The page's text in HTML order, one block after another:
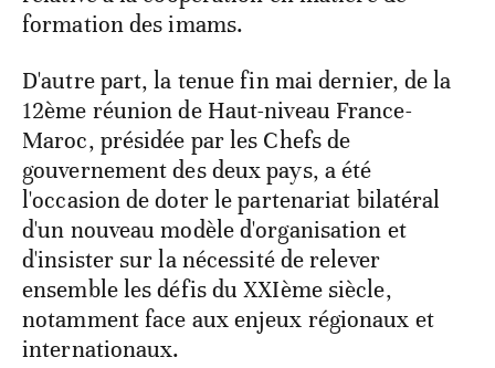
formation des imams.
D'autre part, la tenue fin mai dernier, de la
12ème réunion de Haut-niveau France-
Maroc, présidée par les Chefs de
gouvernement des deux pays, a été
l'occasion de doter le partenariat bilatéral
d'un nouveau modèle d'organisation et
d'insister sur la nécessité de relever
ensemble les défis du XXIème siècle,
notamment face aux enjeux régionaux et
internationaux.